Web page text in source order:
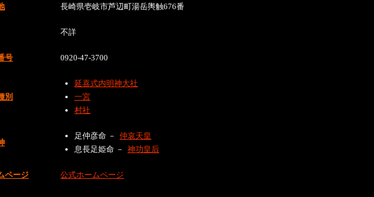
長崎県壱岐市芦辺町湯岳輿触676番
不詳
号 0920-47-3700
別
延喜式内明神大社
一宮
村社
足仲彦命 － 仲哀天皇
息長足姫命 － 神功皇后
ページ 公式ホームページ